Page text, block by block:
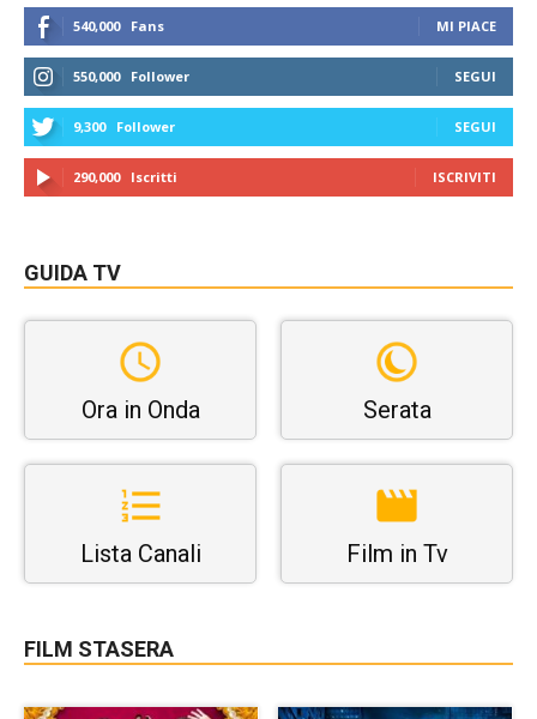
540,000 Fans MI PIACE
550,000 Follower SEGUI
9,300 Follower SEGUI
290,000 Iscritti ISCRIVITI
GUIDA TV
Ora in Onda Serata
Lista Canali Film in Tv
FILM STASERA